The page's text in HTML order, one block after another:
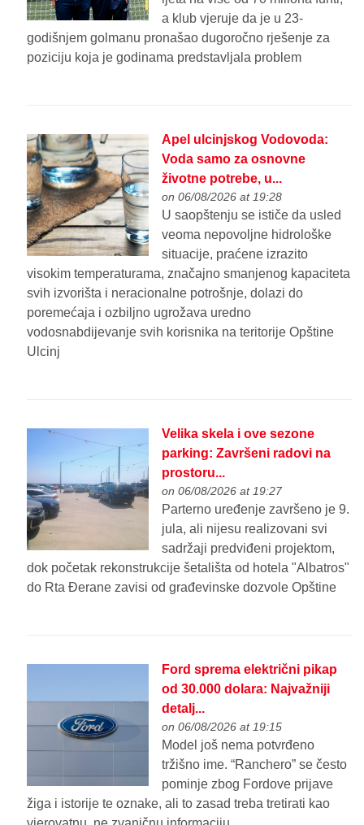
a klub vjeruje da je u 23-
godišnjem golmanu pronašao dugoročno rješenje za
poziciju koja je godinama predstavljala problem
Apel ulcinjskog Vodovoda:
Voda samo za osnovne
životne potrebe, u...
on 06/08/2026 at 19:28
U saopštenju se ističe da usled
veoma nepovoljne hidrološke
situacije, praćene izrazito
visokim temperaturama, značajno smanjenog kapaciteta
svih izvorišta i neracionalne potrošnje, dolazi do
poremećaja i ozbiljno ugrožava uredno
vodosnabdijevanje svih korisnika na teritorije Opštine
Ulcinj
Velika skela i ove sezone
parking: Završeni radovi na
prostoru...
on 06/08/2026 at 19:27
Parterno uređenje završeno je 9.
jula, ali nijesu realizovani svi
sadržaji predviđeni projektom,
dok početak rekonstrukcije šetališta od hotela "Albatros"
do Rta Đerane zavisi od građevinske dozvole Opštine
Ford sprema električni pikap
od 30.000 dolara: Najvažniji
detalj...
on 06/08/2026 at 19:15
Model još nema potvrđeno
tržišno ime. “Ranchero” se često
pominje zbog Fordove prijave
žiga i istorije te oznake, ali to zasad treba tretirati kao